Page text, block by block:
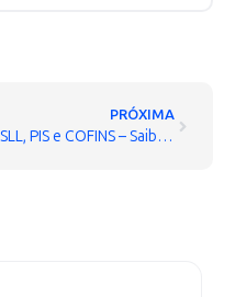
PRÓXIMA
CSLL, PIS e COFINS – Saiba como reter as contribuições nos pagamentos a PJ prestadora de serviços